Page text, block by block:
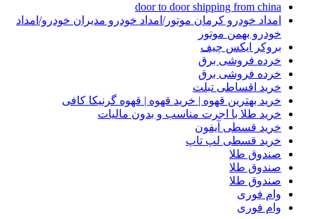
door to door shipping from china
امداد خودرو کرمان موتور/امداد خودرو مدیران خودرو/امداد
خودرو بهمن موتور
بروکر ایکس چیف
خرده فروشی برق
خرده فروشی برق
خرید اقساطی تبلت
خرید بهترین قهوه | خرید قهوه | قهوه گرنیکا کافی
خرید طلا با اجرت مناسب و بدون مالیات
خرید قسطی آیفون
خرید قسطی لپ تاپ
صندوق طلا
صندوق طلا
صندوق طلا
وام فوری
وام فوری